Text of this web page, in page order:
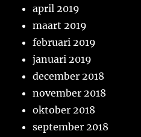
april 2019
maart 2019
februari 2019
januari 2019
december 2018
november 2018
oktober 2018
september 2018